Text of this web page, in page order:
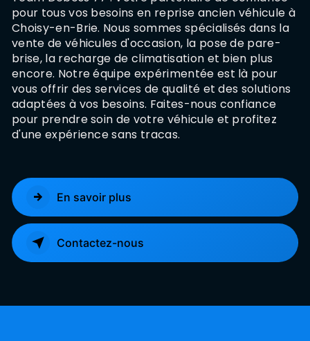
pour tous vos besoins en reprise ancien véhicule à
Choisy-en-Brie. Nous sommes spécialisés dans la
vente de véhicules d'occasion, la pose de pare-
brise, la recharge de climatisation et bien plus
encore. Notre équipe expérimentée est là pour
vous offrir des services de qualité et des solutions
adaptées à vos besoins. Faites-nous confiance
pour prendre soin de votre véhicule et profitez
d'une expérience sans tracas.
En savoir plus
Contactez-nous